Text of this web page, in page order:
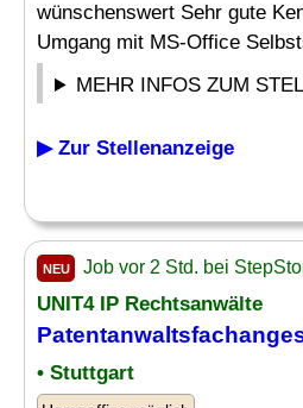
wünschenswert Sehr gute
Umgang mit MS-Office
MEHR INFOS ZUM
▶ Zur Stellenanzeige
NEU Job vor 2 Std. bei
UNIT4 IP Rechtsanwälte
• Stuttgart